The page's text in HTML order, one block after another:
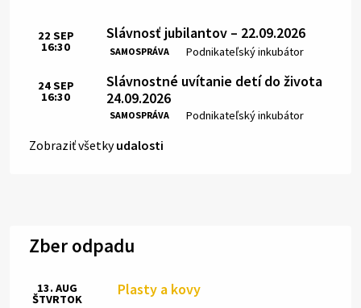
Slávnosť jubilantov – 22.09.2026
SAMOSPRÁVA Miesto:
Podnikateľský inkubátor
Čas:
22 SEP
16:30
Slávnostné uvítanie detí do života
24.09.2026
SAMOSPRÁVA Miesto:
Podnikateľský inkubátor
Čas:
24SEP
16:30
Zobraziť všetkyudalosti
Zber odpadu
Plasty a kovy
13. AUG
ŠTVRTOK